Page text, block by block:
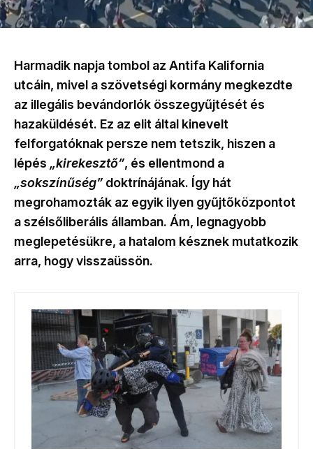
Harmadik napja tombol az Antifa Kalifornia
utcáin, mivel a szövetségi kormány megkezdte
az illegális bevándorlók összegyűjtését és
hazaküldését. Ez az elit által kinevelt
felforgatóknak persze nem tetszik, hiszen a
lépés „kirekesztő”, és ellentmond a
„sokszínűség”doktrínájának. Így hát
megrohamozták az egyik ilyen gyűjtőközpontot
a szélsőliberális államban. Ám, legnagyobb
meglepetésükre, a hatalom késznek mutatkozik
arra, hogy visszaüssön.